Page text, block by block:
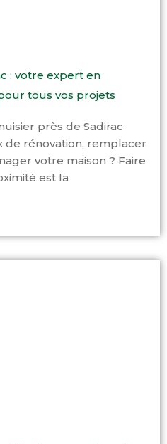
: votre expert en
tous vos projets
près de Sadirac
de rénovation, remplacer
votre maison ? Faire
est la